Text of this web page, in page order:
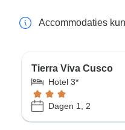
Accommodaties
Tierra Viva Cusco
Hotel 3*
Dagen 1, 2